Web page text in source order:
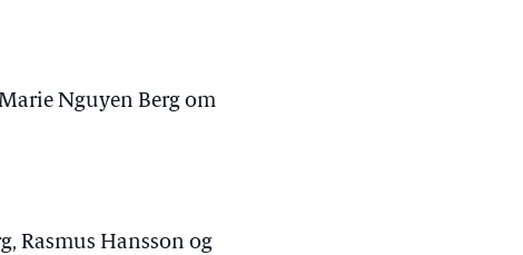
Nguyen Berg om
Rasmus Hansson og